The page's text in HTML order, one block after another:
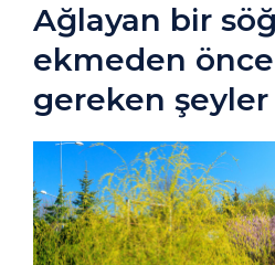
Ağlayan bir
ekmeden
gereken şeyler